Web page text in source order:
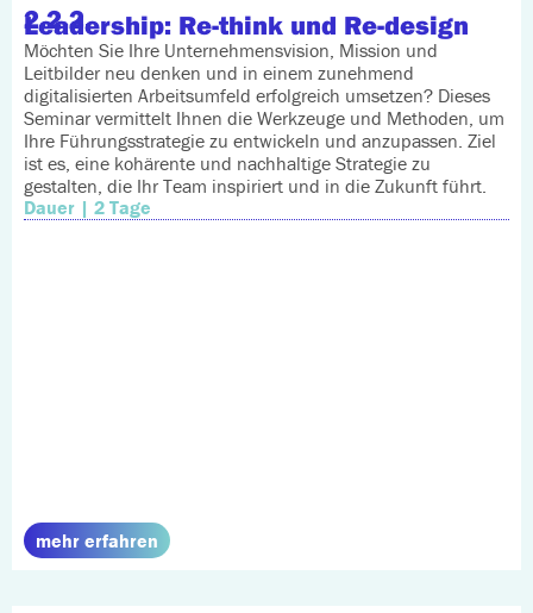
2.2.2.
Leadership: Re-think und Re-design
Möchten Sie Ihre Unternehmensvision, Mission und
Leitbilder neu denken und in einem zunehmend
digitalisierten Arbeitsumfeld erfolgreich umsetzen? Dieses
Seminar vermittelt Ihnen die Werkzeuge und Methoden, um
Ihre Führungsstrategie zu entwickeln und anzupassen. Ziel
ist es, eine kohärente und nachhaltige Strategie zu
gestalten, die Ihr Team inspiriert und in die Zukunft führt.
Dauer | 2 Tage
mehr erfahren